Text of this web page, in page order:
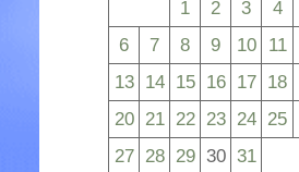
1
2 3 4
6
7 8 9 10 11
13 14 15 16 17 18
20 21 22 23 24 25
27 28 29 30 31